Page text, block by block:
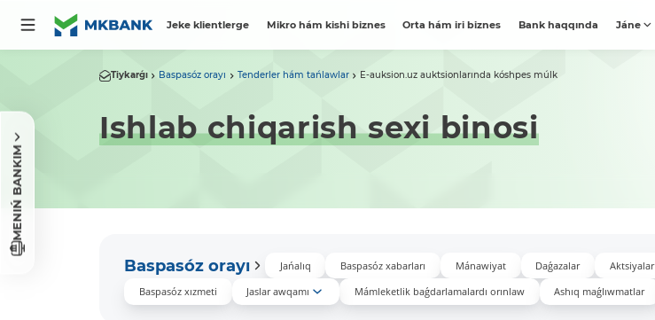
Jeke klientlerge Mikro hám kishi biznes Orta hám iri biznes Bank haqqında Jáne
MENIŃ BANKIM
Tiykarǵı Baspasóz orayı Tenderler hám tańlawlar E-auksion.uz auktsionlarında kóshpes múlk
Ishlab chiqarish sexi binosi
Baspasóz orayı Jańalıq Baspasóz xabarları Mánawiyat Daǵazalar Aktsiyalar
Baspasóz xızmeti
Jaslar awqamı Mámleketlik baǵdarlamalardı orınlaw Ashıq maǵlıwmatlar